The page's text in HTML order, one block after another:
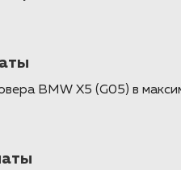
BMW X5 (G05) в